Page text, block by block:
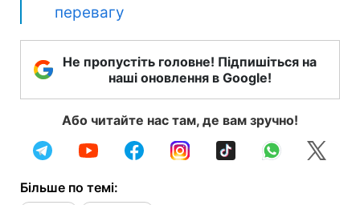
перевагу
Не пропустіть головне! Підпишіться на
наші оновлення в Google!
Або читайте нас там, де вам зручно!
Більше по темі: